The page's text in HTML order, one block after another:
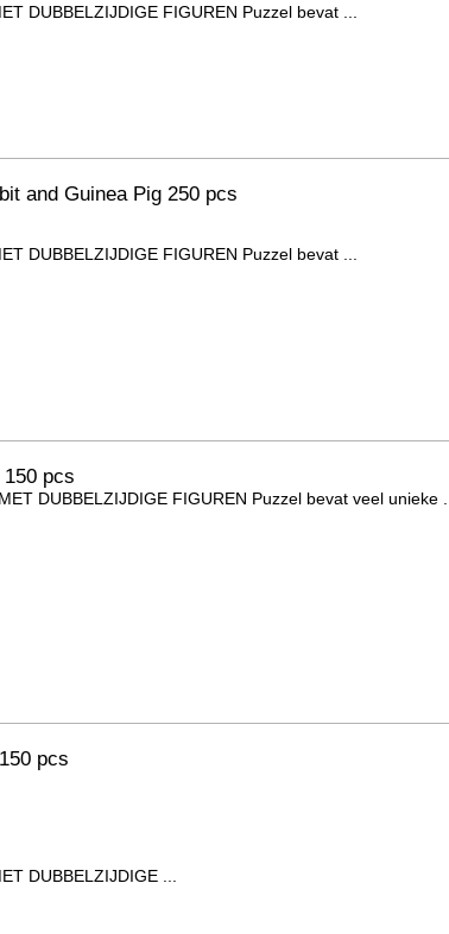
DUBBELZIJDIGE FIGUREN Puzzel bevat ...
and Guinea Pig 250 pcs
DUBBELZIJDIGE FIGUREN Puzzel bevat ...
pcs
DUBBELZIJDIGE FIGUREN Puzzel bevat veel unieke ...
pcs
DUBBELZIJDIGE ...